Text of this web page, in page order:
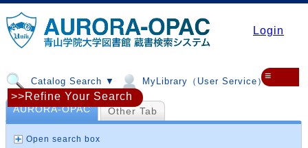
Login
Catalog Search ▼ MyLibrary（User Service）▼
≡
AURORA-OPAC Other Tab
Open search box
>>Refine Your Search